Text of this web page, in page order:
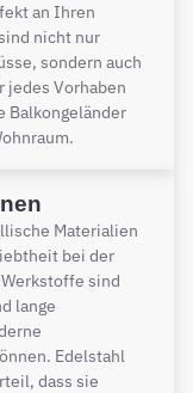
an Ihren
nicht nur
sondern auch
jedes Vorhaben
Balkongeländer
Materialien
bei der
sind
lange
Edelstahl
dass sie